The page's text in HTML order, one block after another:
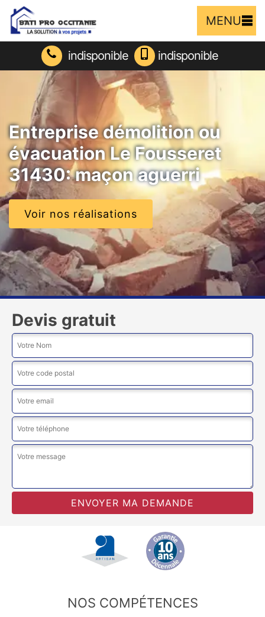
MENU
indisponible indisponible
Entreprise démolition ou
évacuation Le Fousseret
31430: maçon aguerri
Voir nos réalisations
Devis gratuit
NOS COMPÉTENCES